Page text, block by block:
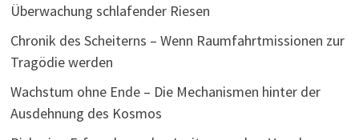
Überwachung schlafender Riesen
Chronik des Scheiterns – Wenn Raumfahrtmissionen zur
Tragödie werden
Wachstum ohne Ende – Die Mechanismen hinter der
Ausdehnung des Kosmos